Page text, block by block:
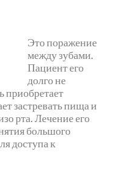
Это поражение
между зубами.
Пациент его
долго не
приобретает
застревать пища и
рта. Лечение его
большого
доступа к